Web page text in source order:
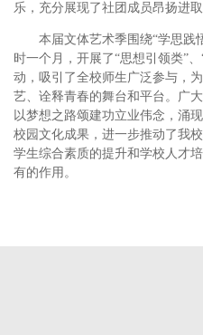
乐，充分展现了社团成员昂扬进
本届文体艺术季围绕“学思践
时一个月，开展了“思想引领类”
动，吸引了全校师生广泛参与，
艺、诠释青春的舞台和平台。广
以梦想之路颂建功立业伟念，涌
校园文化成果，进一步推动了我
学生综合素质的提升和学校人才
有的作用。